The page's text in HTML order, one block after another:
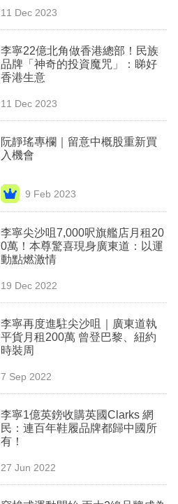
11 Dec 2023
李寧22億北角做香港總部！民族
品牌「神奇的投資魔咒」：睇好
香港生意
11 Dec 2023
阮靜瑤專欄｜留意中概股重新買
入機會
9 Feb 2023
李寧尖沙咀7,000呎旗艦店月租20
0萬！本尊驚喜現身廣東道：以運
動點燃激情
19 Dec 2022
李寧再度進駐尖沙咀｜廣東道執
平貨月租200萬 曾登巴黎、紐約
時裝周
7 Sep 2022
李寧1億英鎊收購英國Clarks 網
民：連百年鞋履品牌都歸中國所
有！
27 Jun 2022